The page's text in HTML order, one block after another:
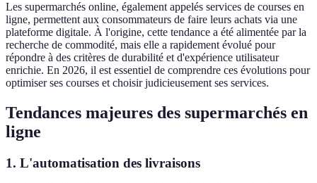
Les supermarchés online, également appelés services de courses en
ligne, permettent aux consommateurs de faire leurs achats via une
plateforme digitale. À l'origine, cette tendance a été alimentée par la
recherche de commodité, mais elle a rapidement évolué pour
répondre à des critères de durabilité et d'expérience utilisateur
enrichie. En 2026, il est essentiel de comprendre ces évolutions pour
optimiser ses courses et choisir judicieusement ses services.
Tendances majeures des supermarchés en
ligne
1. L'automatisation des livraisons